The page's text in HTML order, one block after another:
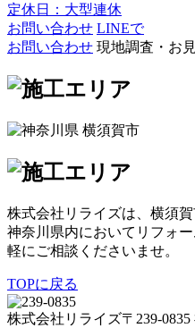
定休日：大型連休
お問い合わせ LINEで
お問い合わせ 現地調査・お
株式会社リライズは、横須
神奈川県内においてリフォ
軽にご相談くださいませ。
TOPに戻る
株式会社リライズ〒239-0835